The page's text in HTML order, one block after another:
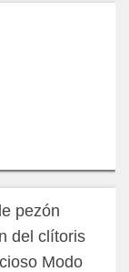
pezón
del clítoris
Modo